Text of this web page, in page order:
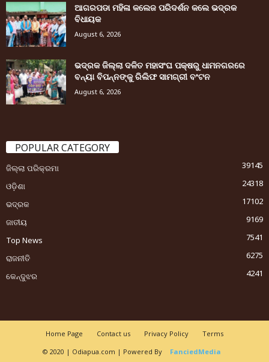
ଆଗରପଡା ମହିଳା କଲେଜ ପରିଦର୍ଶନ କଲେ ଭଦ୍ରକ
ବିଧାୟକ
August 6, 2026
ଭଦ୍ରକ ଜିଲ୍ଲା ଦଳିତ ମହାସଂଘ ପକ୍ଷରୁ ଧାମନଗରରେ
ବନ୍ୟା ବିପନ୍ନଙ୍କୁ ରିଲିଫ ସାମଗ୍ରୀ ବଂଟନ
August 6, 2026
POPULAR CATEGORY
ଜିଲ୍ଲା ପରିକ୍ରମା
39145
ଓଡ଼ିଶା
24318
ଭଦ୍ରକ
17102
ଜାତୀୟ
9169
Top News
7541
ରାଜନୀତି
6275
କେନ୍ଦୁଝର
4241
Home Page Contact us Privacy Policy
Terms
© 2020 | Odiapua.com | Powered By
FanciedMedia